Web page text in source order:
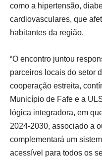
como a hipertensão,
cardiovasculares, que
habitantes da região.
“O encontro juntou
parceiros locais do setor
cooperação estreita,
Município de Fafe e a
lógica integradora, em
2024-2030, associado a
complementará um
acessível para todos os